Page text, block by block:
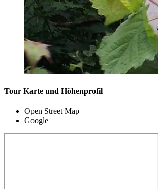
Tour Karte und Höhenprofil
Open Street Map
Google